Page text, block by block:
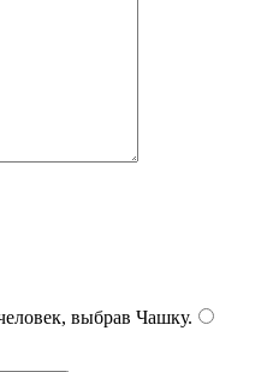
выбрав Чашку.